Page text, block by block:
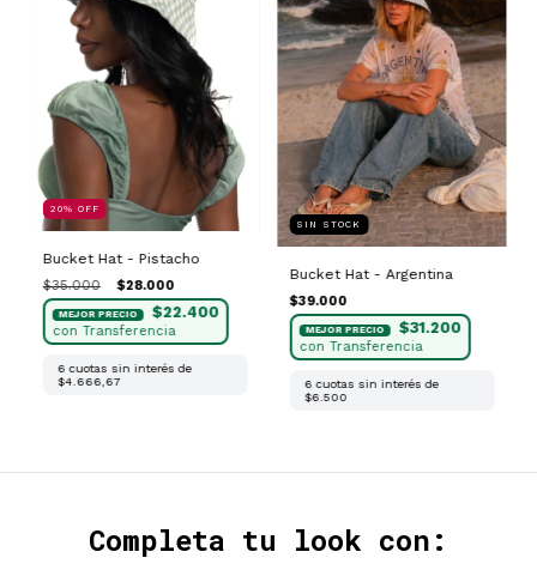
20% OFF
Bucket Hat - Pistacho
$35.000 $28.000
$22.400
6 cuotas sin interés de
$4.666,67
SIN STOCK
Bucket Hat - Argentina
$39.000
$31.200
6 cuotas sin interés de
$6.500
Completa tu look con: